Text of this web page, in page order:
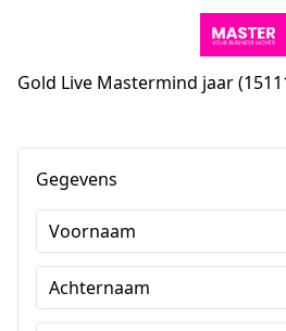
Gold Live Mastermind jaar
Gegevens
Voornaam
Achternaam